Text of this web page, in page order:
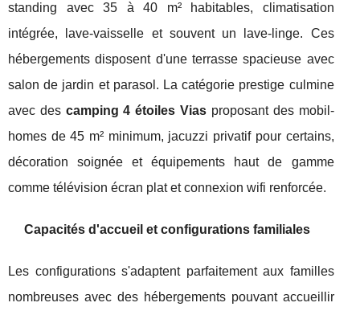
standing avec 35 à 40 m² habitables, climatisation
intégrée, lave-vaisselle et souvent un lave-linge. Ces
hébergements disposent d'une terrasse spacieuse avec
salon de jardin et parasol. La catégorie prestige culmine
avec des camping 4 étoiles Vias proposant des mobil-
homes de 45 m² minimum, jacuzzi privatif pour certains,
décoration soignée et équipements haut de gamme
comme télévision écran plat et connexion wifi renforcée.
Capacités d'accueil et configurations familiales
Les configurations s'adaptent parfaitement aux familles
nombreuses avec des hébergements pouvant accueillir